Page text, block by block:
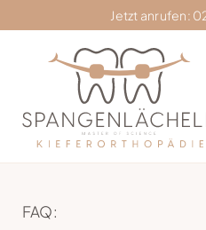
to
content
Jetzt anrufen:
FAQ: